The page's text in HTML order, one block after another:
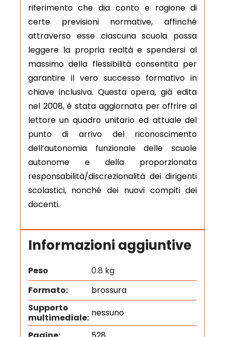
riferimento che dia conto e ragione di
certe previsioni normative, affinché
attraverso esse ciascuna scuola possa
leggere la propria realtà e spendersi al
massimo della flessibilità consentita per
garantire il vero successo formativo in
chiave inclusiva. Questa opera, già edita
nel 2008, è stata aggiornata per offrire al
lettore un quadro unitario ed attuale del
punto di arrivo del riconoscimento
dell’autonomia funzionale delle scuole
autonome e della proporzionata
responsabilità/discrezionalità dei dirigenti
scolastici, nonché dei nuovi compiti dei
docenti.
Informazioni aggiuntive
Peso
0.8 kg
Formato:
brossura
Supporto
multimediale: nessuno